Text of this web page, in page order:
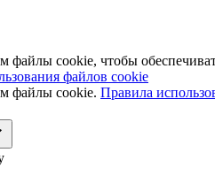
файлы cookie, чтобы
файлов cookie
файлы cookie. Правила